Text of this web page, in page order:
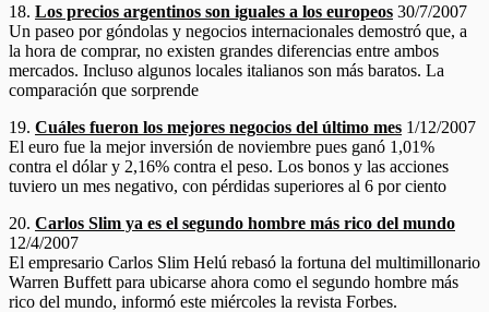
18. Los precios argentinos son iguales a los europeos 30/7/2007
Un paseo por góndolas y negocios internacionales demostró que, a
la hora de comprar, no existen grandes diferencias entre ambos
mercados. Incluso algunos locales italianos son más baratos. La
comparación que sorprende
19. Cuáles fueron los mejores negocios del último mes 1/12/2007
El euro fue la mejor inversión de noviembre pues ganó 1,01%
contra el dólar y 2,16% contra el peso. Los bonos y las acciones
tuviero un mes negativo, con pérdidas superiores al 6 por ciento
20. Carlos Slim ya es el segundo hombre más rico del mundo
12/4/2007
El empresario Carlos Slim Helú rebasó la fortuna del multimillonario
Warren Buffett para ubicarse ahora como el segundo hombre más
rico del mundo, informó este miércoles la revista Forbes.